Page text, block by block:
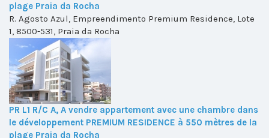
plage Praia da Rocha
R. Agosto Azul, Empreendimento Premium Residence, Lote
1, 8500-531, Praia da Rocha
PR L1 R/C A, A vendre appartement avec une chambre dans
le développement PREMIUM RESIDENCE à 550 mètres de la
plage Praia da Rocha